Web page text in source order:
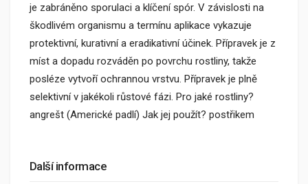
je zabráněno sporulaci a klíčení spór. V závislosti na
škodlivém organismu a termínu aplikace vykazuje
protektivní, kurativní a eradikativní účinek. Přípravek je z
míst a dopadu rozváděn po povrchu rostliny, takže
posléze vytvoří ochrannou vrstvu. Přípravek je plně
selektivní v jakékoli růstové fázi. Pro jaké rostliny?
angrešt (Americké padlí) Jak jej použít? postřikem
Další informace